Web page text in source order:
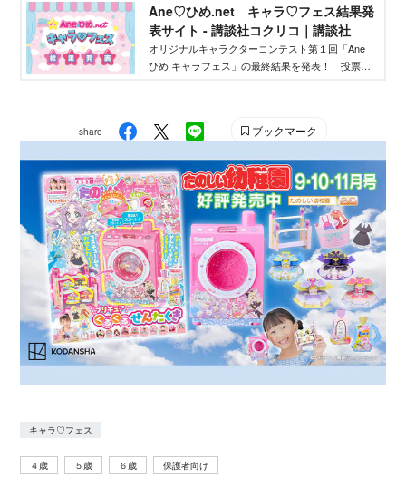
作りたいクリエイターを応援するイベントです！
Ane♡ひめ.net キャラ♡フェス結果発
表サイト - 講談社コクリコ｜講談社
オリジナルキャラクターコンテスト第１回「Ane
ひめ キャラフェス」の最終結果を発表！ 投票結
share ブックマーク
キャラ♡フェス
４歳 ５歳 ６歳 保護者向け